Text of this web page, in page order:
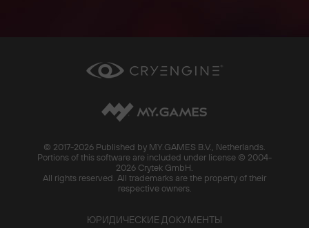
© 2017-2026 Published by MY.GAMES B.V., Netherlands.
Portions of this software are included under license © 2004-
2026 Crytek GmbH.
All rights reserved. All trademarks are the property of their
respective owners.
ЮРИДИЧЕСКИЕ ДОКУМЕНТЫ